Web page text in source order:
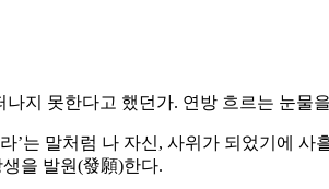
지 못한다고 했던가. 연방 흐르는 눈물
’는 말처럼 나 자신, 사위가 되었기에
을 발원(發願)한다.